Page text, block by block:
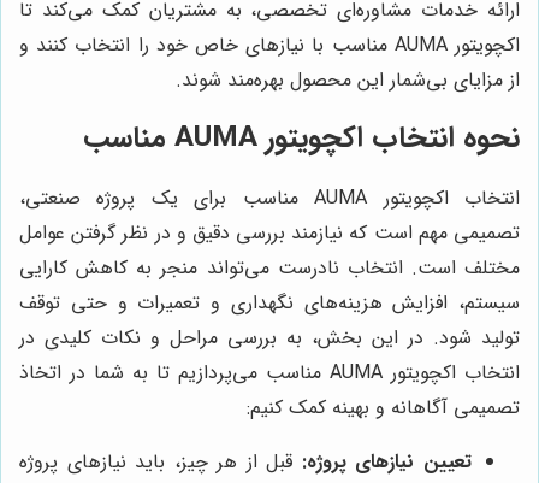
ارائه خدمات مشاوره‌ای تخصصی، به مشتریان کمک می‌کند تا
اکچویتور AUMA مناسب با نیازهای خاص خود را انتخاب کنند و
از مزایای بی‌شمار این محصول بهره‌مند شوند.
نحوه انتخاب اکچویتور AUMA مناسب
انتخاب اکچویتور AUMA مناسب برای یک پروژه صنعتی،
تصمیمی مهم است که نیازمند بررسی دقیق و در نظر گرفتن عوامل
مختلف است. انتخاب نادرست می‌تواند منجر به کاهش کارایی
سیستم، افزایش هزینه‌های نگهداری و تعمیرات و حتی توقف
تولید شود. در این بخش، به بررسی مراحل و نکات کلیدی در
انتخاب اکچویتور AUMA مناسب می‌پردازیم تا به شما در اتخاذ
تصمیمی آگاهانه و بهینه کمک کنیم:
تعیین نیازهای پروژه: قبل از هر چیز، باید نیازهای پروژه